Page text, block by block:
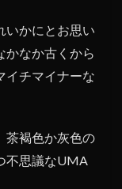
いかにとお思い
かなか古くから
イチマイナーな
茶褐色か灰色の
不思議なUMA